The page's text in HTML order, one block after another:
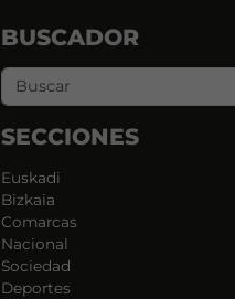
BUSCADOR
SECCIONES
Euskadi
Bizkaia
Comarcas
Nacional
Sociedad
Deportes